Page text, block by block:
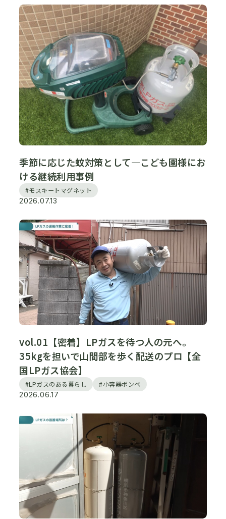
季節に応じた蚊対策として―こども園様にお
ける継続利用事例
#モスキートマグネット
2026.07.13
vol.01【密着】LPガスを待つ人の元へ。
35kgを担いで山間部を歩く配送のプロ【全
国LPガス協会】
#LPガスのある暮らし
#小容器ボンベ
2026.06.17